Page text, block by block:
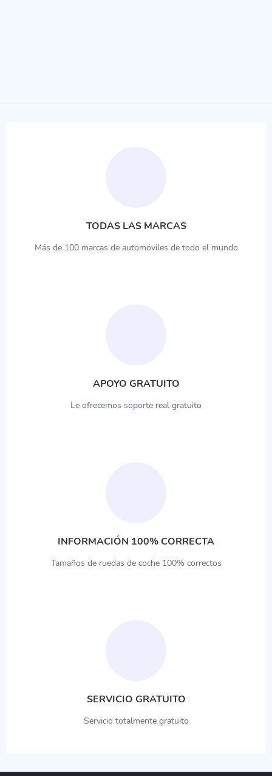
TODAS LAS MARCAS
Más de 100 marcas de automóviles de todo el mundo
APOYO GRATUITO
Le ofrecemos soporte real gratuito
INFORMACIÓN 100% CORRECTA
Tamaños de ruedas de coche 100% correctos
SERVICIO GRATUITO
Servicio totalmente gratuito